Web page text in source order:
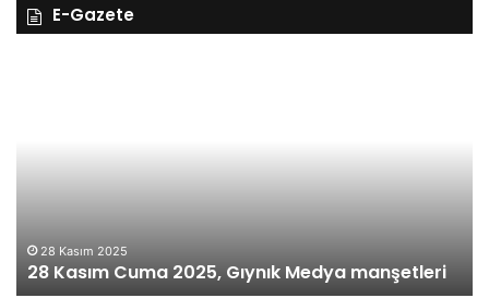
E-Gazete
28 Kasım 2025
28 Kasım Cuma 2025, Gıynık Medya manşetleri